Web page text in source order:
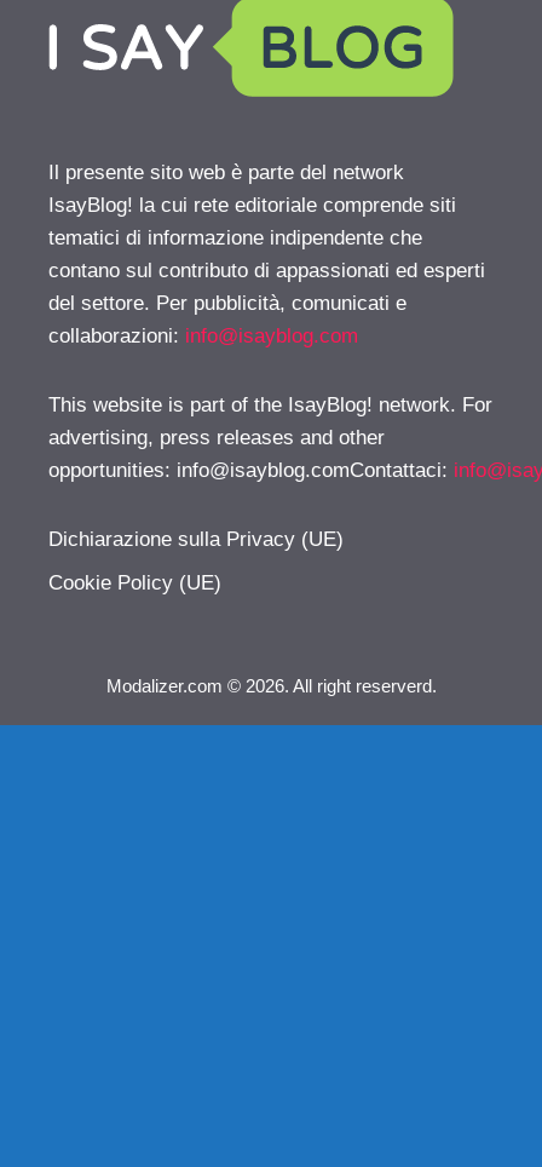
Il presente sito web è parte del network
IsayBlog! la cui rete editoriale comprende siti
tematici di informazione indipendente che
contano sul contributo di appassionati ed esperti
del settore. Per pubblicità, comunicati e
collaborazioni: info@isayblog.com
This website is part of the IsayBlog! network. For
advertising, press releases and other
opportunities: info@isayblog.comContattaci:
Dichiarazione sulla Privacy (UE)
Cookie Policy (UE)
Modalizer.com © 2026. All right reserverd.